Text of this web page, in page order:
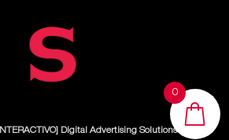
INTERACTIVO] Digital Advertising Solutions
0